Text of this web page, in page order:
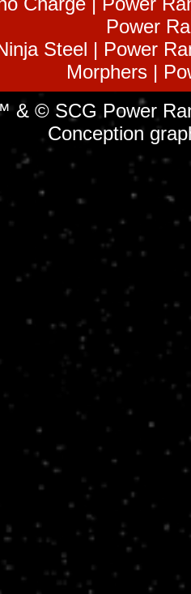
Power
Steel | Power
Morphers |
& © SCG Power
Conception